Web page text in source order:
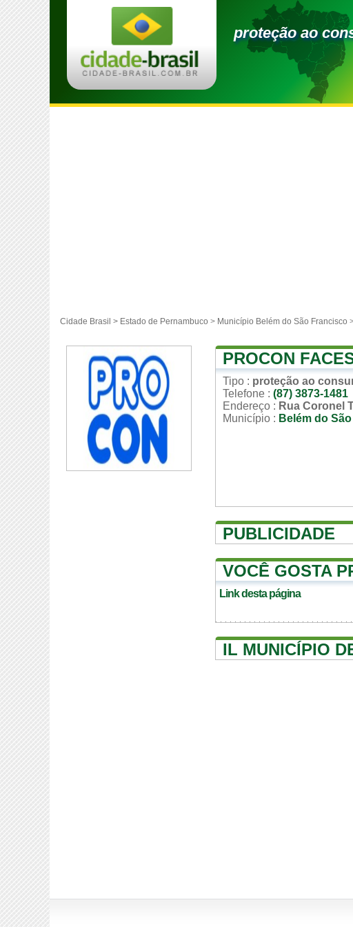
proteção ao
Cidade Brasil > Estado de Pernambuco > Município Belém do São Francisco
PROCON
Tipo : proteção ao
Telefone : (87) 3873-1481
Endereço : Rua Coronel
Município : Belém do
PUBLICIDADE
VOCÊ GOSTA
Link desta página
IL MUNICÍPIO